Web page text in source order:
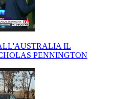
IL
PENNINGTON